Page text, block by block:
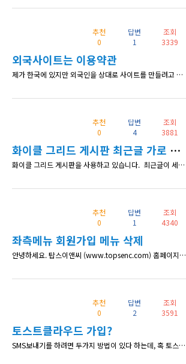
추천
0
답변
1
조회
3339
외국사이트는 이용약관
제가 한국에 있지만 외국인을 상대로 사이트를 만들려고 하는데요 이용약관이나 개인정보처리방침은 어떻게 만들며 무료로 만들수 있는 방법이 있을까요?
추천
0
답변
4
조회
3881
화이클 그리드 게시판 최근글 가로 정렬
화이클 그리드 게시판을 사용하고 있습니다. 최근글이 세로 정렬인데요 가로로 정렬하고 싶습니다. css 수정으로 가능할까요? 어떻게 수정해야 할까요?
추천
0
답변
1
조회
4340
좌측메뉴 회원가입 메뉴 삭제
안녕하세요. 탑스이앤씨 (www.topsenc.com) 홈페이지를 수정중인데 로그인 메뉴를 무엇을 도와드릴까요 메뉴 좌측메뉴로 삽입을 했습니다. 회원가입을 받지 않을 계획이라 로그인 밑에 회원가입을 삭제하려고 하는데 자유게시판에서 검색한 내용으로는 삭제가 안되네요. 제가한 방법은 추가CSS에 .menu-item.cosmosfarm-members-register { display: none; } .cosmosfarm-me
추천
0
답변
2
조회
3591
토스트클라우드 가입?
SMS보내기를 하려면 두가지 방법이 있다 하는데, 혹 토스트클라우드에서 SMS보내기를 하면 금액이 얼마정도 드나요? 혹 몇건당 금액이 설정되어있나요?